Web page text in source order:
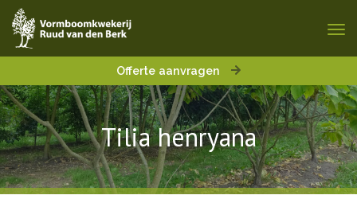
Offerte aanvragen
Tilia henryana